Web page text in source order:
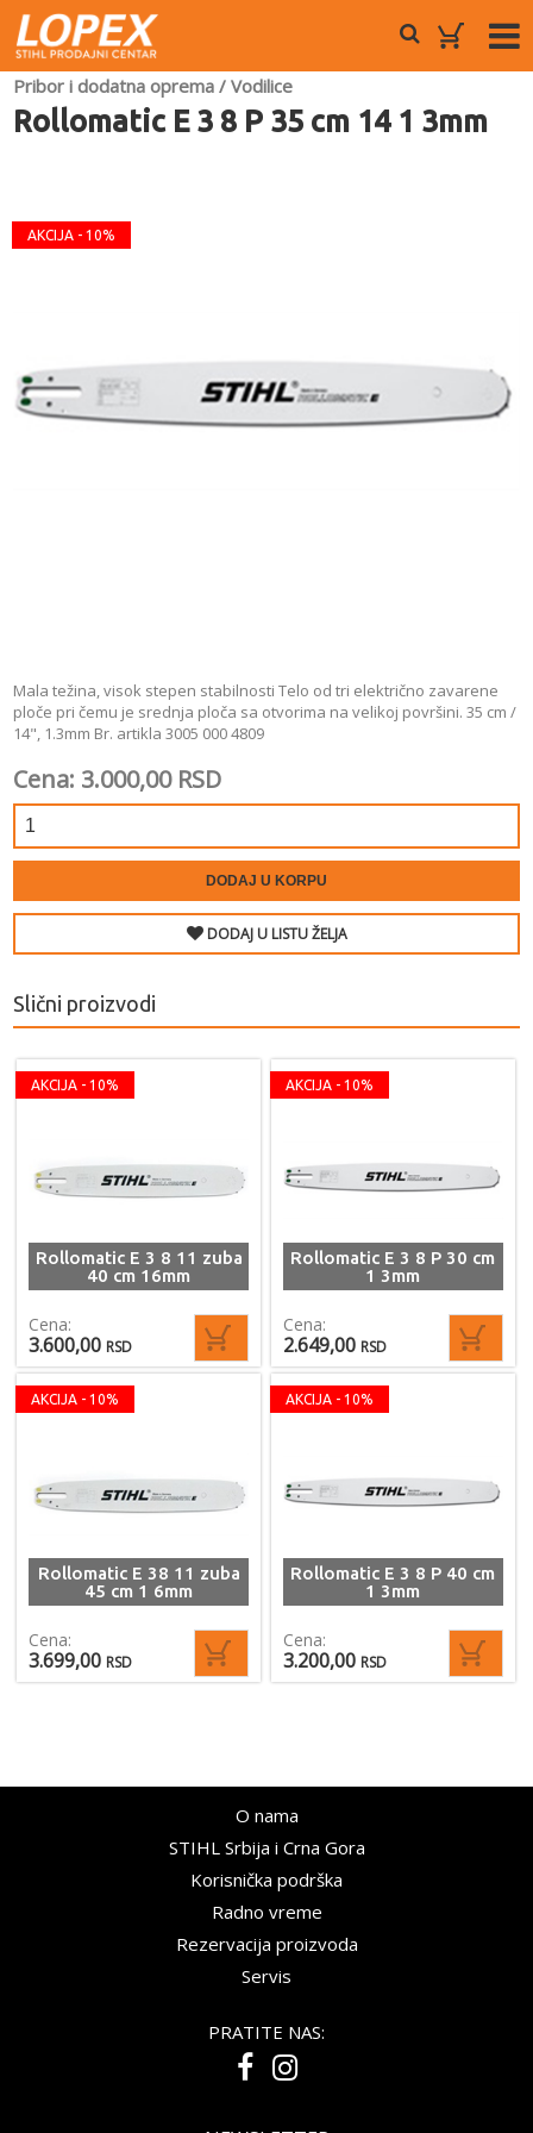
Pribor i dodatna oprema /Vodilice
Rollomatic E 3 8 P 35 cm 14 1 3mm
AKCIJA - 10%
Mala težina, visok stepen stabilnosti Telo od tri električno zavarene
ploče pri čemu je srednja ploča sa otvorima na velikoj površini. 35 cm /
14", 1.3mm Br. artikla 3005 000 4809
Cena: 3.000,00 RSD
DODAJ U KORPU
DODAJ U LISTU ŽELJA
Slični proizvodi
AKCIJA - 10%
Rollomatic E 3 8 11 zuba
40 cm 16mm
Cena:
3.600,00 RSD
AKCIJA - 10%
Rollomatic E 3 8 P 30 cm
1 3mm
Cena:
2.649,00 RSD
AKCIJA - 10%
Rollomatic E 38 11 zuba
45 cm 1 6mm
Cena:
3.699,00 RSD
AKCIJA - 10%
Rollomatic E 3 8 P 40 cm
1 3mm
Cena:
3.200,00 RSD
O nama
STIHL Srbija i Crna Gora
Korisnička podrška
Radno vreme
Rezervacija proizvoda
Servis
PRATITE NAS: